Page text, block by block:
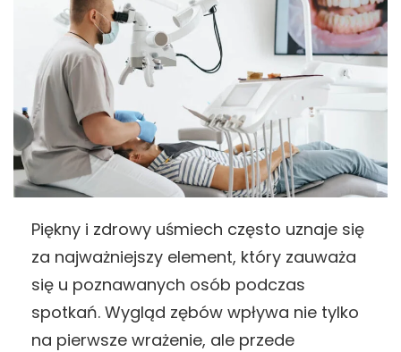
Piękny i zdrowy uśmiech często uznaje się
za najważniejszy element, który zauważa
się u poznawanych osób podczas
spotkań. Wygląd zębów wpływa nie tylko
na pierwsze wrażenie, ale przede